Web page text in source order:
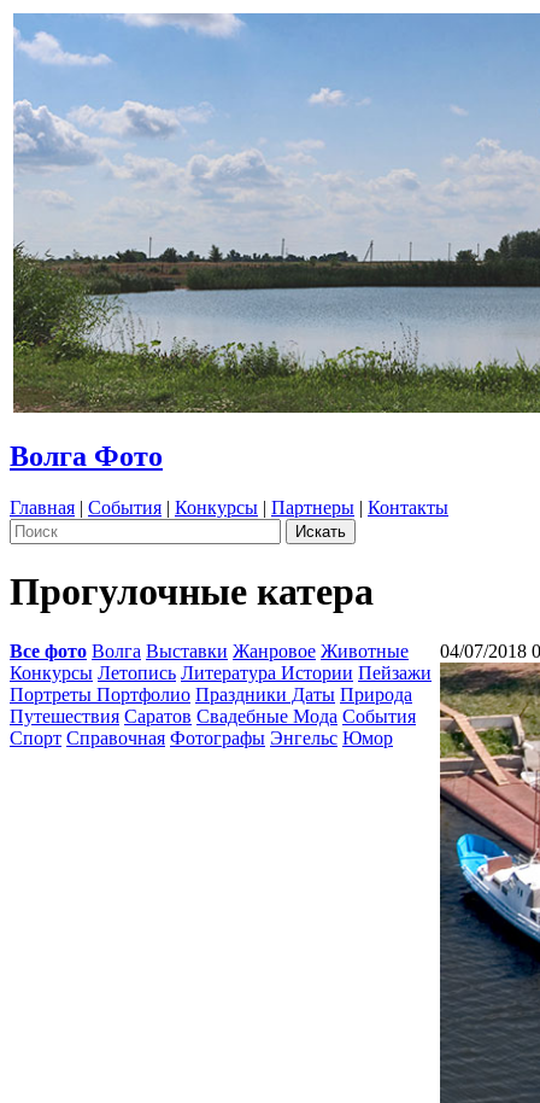
Волга Фото
Главная | События | Конкурсы | Партнеры | Контакты
Прогулочные катера
Все фото Волга Выставки Жанровое Животные
Конкурсы Летопись Литература Истории Пейзажи
Портреты Портфолио Праздники Даты Природа
Путешествия Саратов Свадебные Мода События
Спорт Справочная Фотографы Энгельс Юмор
04/07/2018